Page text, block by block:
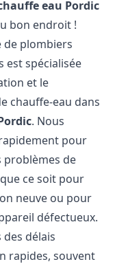
eau Pordic
bon endroit !
de plombiers
est spécialisée
et le
chauffe-eau dans
. Nous
pour
problèmes de
ce soit pour
neuve ou pour
défectueux.
délais
rapides, souvent